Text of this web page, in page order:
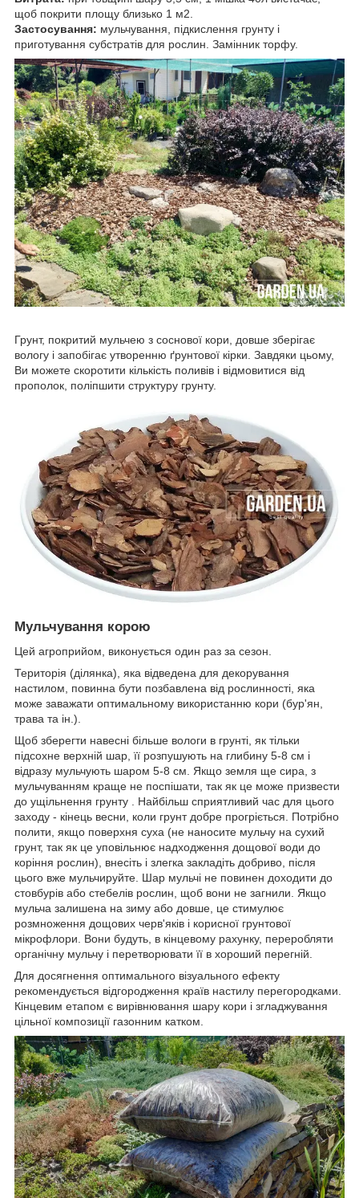
щоб покрити площу близько 1 м2.
Застосування: мульчування, підкислення грунту і
приготування субстратів для рослин. Замінник торфу.
Грунт, покритий мульчею з соснової кори, довше зберігає
вологу і запобігає утворенню ґрунтової кірки. Завдяки цьому,
Ви можете скоротити кількість поливів і відмовитися від
прополок, поліпшити структуру грунту.
Мульчування корою
Цей агроприйом, виконується один раз за сезон.
Територія (ділянка), яка відведена для декорування
настилом, повинна бути позбавлена від рослинності, яка
може заважати оптимальному використанню кори (бур'ян,
трава та ін.).
Щоб зберегти навесні більше вологи в грунті, як тільки
підсохне верхній шар, її розпушують на глибину 5-8 см і
відразу мульчують шаром 5-8 см. Якщо земля ще сира, з
мульчуванням краще не поспішати, так як це може призвести
до ущільнення грунту . Найбільш сприятливий час для цього
заходу - кінець весни, коли грунт добре прогріється. Потрібно
полити, якщо поверхня суха (не наносите мульчу на сухий
грунт, так як це уповільнює надходження дощової води до
коріння рослин), внесіть і злегка закладіть добриво, після
цього вже мульчируйте. Шар мульчі не повинен доходити до
стовбурів або стебелів рослин, щоб вони не загнили. Якщо
мульча залишена на зиму або довше, це стимулює
розмноження дощових черв'яків і корисної грунтової
мікрофлори. Вони будуть, в кінцевому рахунку, переробляти
органічну мульчу і перетворювати її в хороший перегній.
Для досягнення оптимального візуального ефекту
рекомендується відгородження країв настилу перегородками.
Кінцевим етапом є вирівнювання шару кори і згладжування
цільної композиції газонним катком.